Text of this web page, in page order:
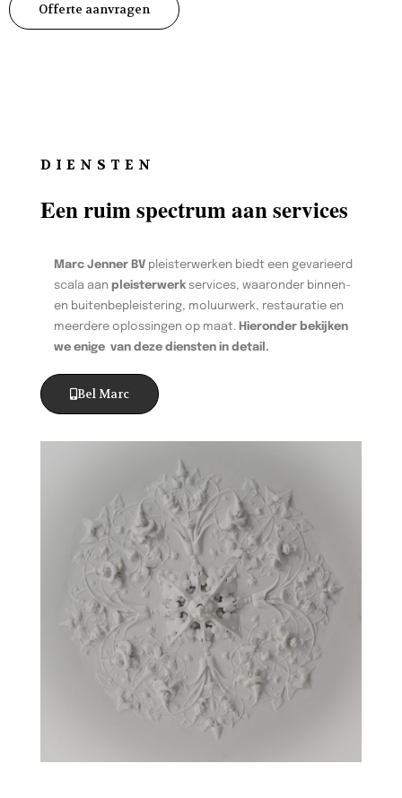
Offerte aanvragen
DIENSTEN
Een ruim spectrum aan services
Marc Jenner BV pleisterwerken biedt een gevarieerd
scala aan pleisterwerk services, waaronder binnen-
en buitenbepleistering, moluurwerk, restauratie en
meerdere oplossingen op maat. Hieronder bekijken
we enige van deze diensten in detail.
Bel Marc